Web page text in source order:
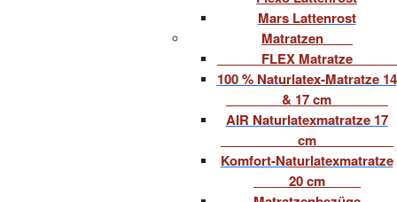
Mars Lattenrost
Matratzen
FLEX Matratze
100 % Naturlatex-Matratze 14
& 17 cm
AIR Naturlatexmatratze 17
cm
Komfort-Naturlatexmatratze
20 cm